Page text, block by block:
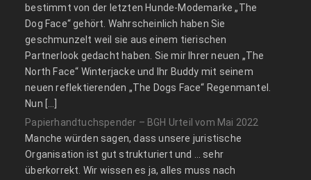
bestimmt von der letzten Hunde-Modemarke „The
Dog Face“ gehört. Wahrscheinlich haben Sie
geschmunzelt weil sie aus einem tierischen
Partnerlook gedacht haben. Sie mir Ihrer neuen „The
North Face“ Winterjacke und Ihr Buddy mit seinem
neuen reflektierenden „The Dogs Face“ Regenmantel.
Nun […]
Papierhandtuchspender – BGH Urteil vom Mai 2022
Manche würden sagen, dass unsere juristische
Organisation ist gut strukturiert und … sehr
überkorrekt. Wir wissen es ja, alles muss nach